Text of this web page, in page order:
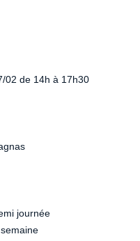
02 de 14h à 17h30
journée